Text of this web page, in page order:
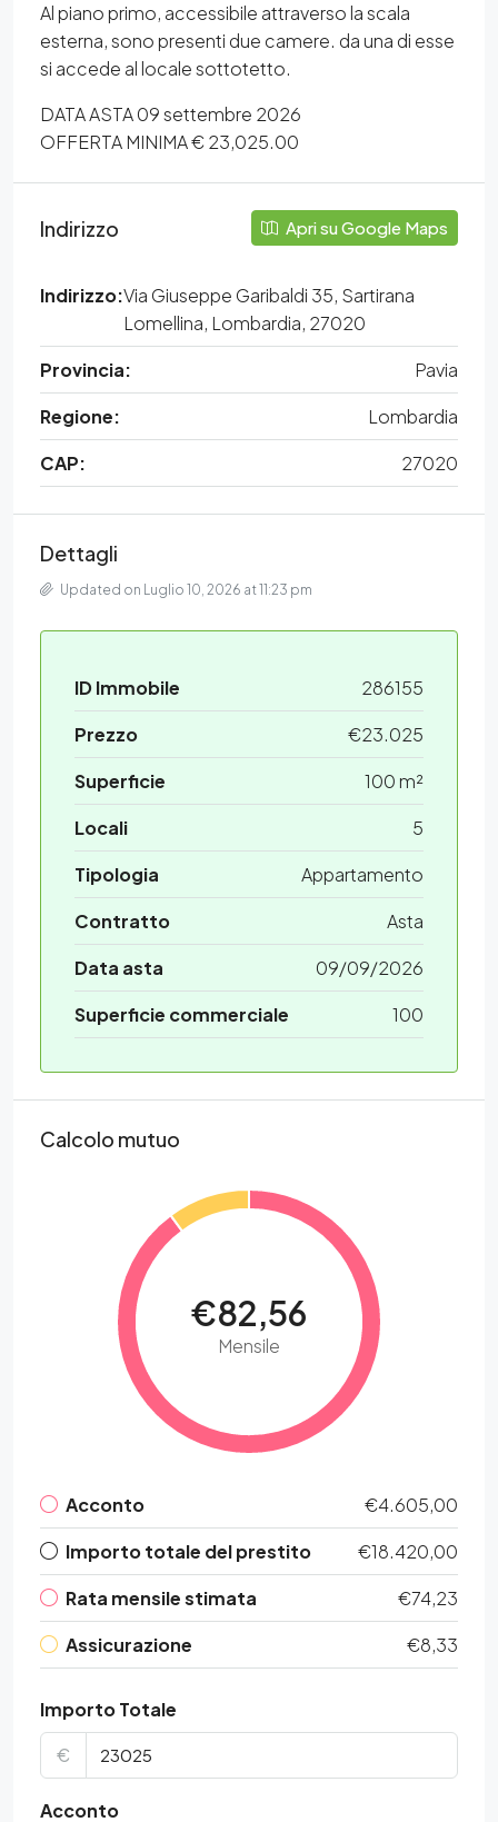
Al piano primo, accessibile attraverso la scala
esterna, sono presenti due camere. da una di esse
si accede al locale sottotetto.
DATA ASTA 09 settembre 2026
OFFERTA MINIMA € 23,025.00
Indirizzo Apri su Google Maps
Indirizzo:Via Giuseppe Garibaldi 35, Sartirana
Lomellina, Lombardia, 27020
Provincia:
Pavia
Regione:
Lombardia
CAP:
27020
Dettagli
Updated on Luglio 10, 2026 at 11:23 pm
ID Immobile
286155
Prezzo
€23.025
Superficie
100 m²
Locali
5
Tipologia
Appartamento
Contratto
Asta
Data asta
09/09/2026
Superficie commerciale
100
Calcolo mutuo
€82,56
Mensile
Acconto
€4.605,00
Importo totale del prestito
€18.420,00
Rata mensile stimata
€74,23
Assicurazione
€8,33
Importo Totale
€
Acconto